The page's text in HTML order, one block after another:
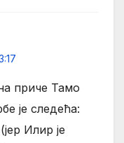
приче Тамо
је следећа:
Илир је